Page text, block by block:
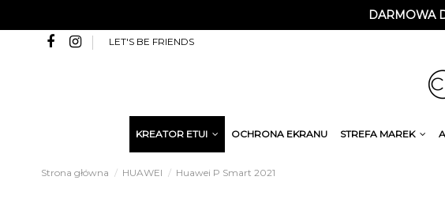
DARMOWA
LET'S BE FRIENDS
KREATOR ETUI OCHRONA EKRANU STREFA MAREK
Strona główna HUAWEI Huawei P Smart 2021